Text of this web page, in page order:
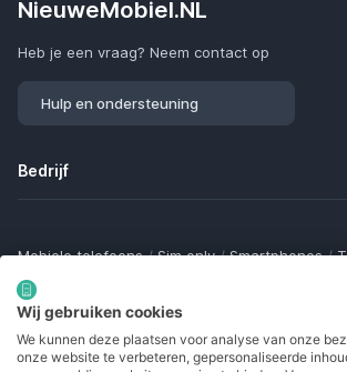
NieuweMobiel.NL
Heb je een vraag? Neem contact op
Hulp en ondersteuning
Bedrijf
Mobiele telefoons / Sim only / Smartphones /
Smartwatches
Bluetooth trackers / Opladers
Samsung Galaxy
Gamingtelefoons / Foldables / Robuuste
Wij gebruiken cookies
We kunnen deze plaatsen voor analyse van onze
onze website te verbeteren, gepersonaliseerde